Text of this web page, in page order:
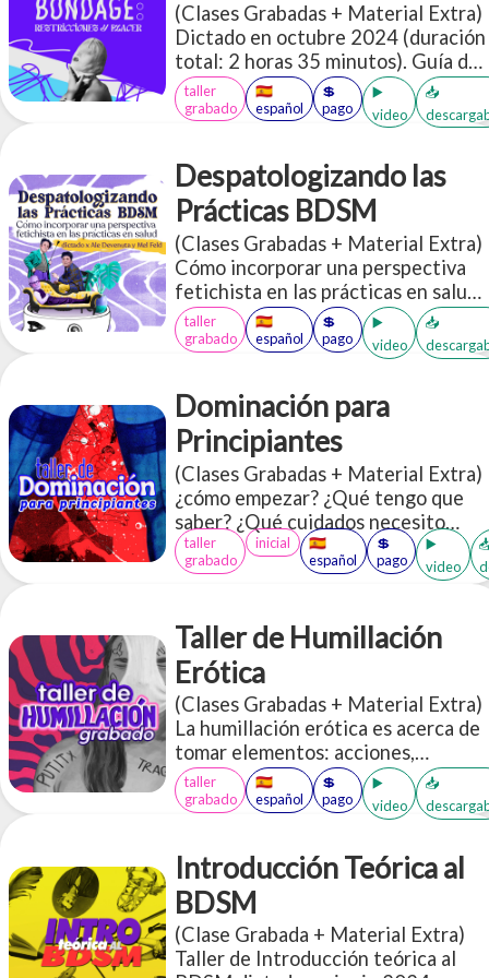
(Clases Grabadas + Material Extra)
Dictado en octubre 2024 (duración
total: 2 horas 35 minutos). Guía de
seguridad para bondage inicial
Acceso a más de 30 PDFs en inglés
taller
grabado
🇪🇸
español
💲
pago
▶️
video
📥
Despatologizando las
Prácticas BDSM
(Clases Grabadas + Material Extra)
Cómo incorporar una perspectiva
fetichista en las prácticas en salud.
Es un espacio donde vamos a
socializar muchas herramientas que
te permitan incorporar o
diversidad erótica, más
específicamente desde los aportes
de los colectivos kinky/BDSM, en
las prácticas relacionadas con la
salud
taller
grabado
🇪🇸
español
💲
pago
▶️
video
📥
Dominación para
Principiantes
(Clases Grabadas + Material Extra)
¿cómo empezar? ¿Qué tengo que
saber? ¿Qué cuidados necesito
tener en cuenta? ¿Qué
terminología tengo que saber?
¿Cómo tengo una dinámica? ¿Qué
tipo de sumis* hay?
taller
grabado
inicial
🇪🇸
español
💲
pago
▶️
video
Taller de Humillación
Erótica
(Clases Grabadas + Material Extra)
La humillación erótica es acerca de
tomar elementos: acciones,
objetos, palabras que en el "mundo
exterior" subjetivo de cada persona
nos parecerían "humillantes" y re
erótico a través de un lente de
apreciación, cuidado, aceptación y
disfrute <3
taller
grabado
🇪🇸
español
💲
pago
▶️
video
📥
Introducción Teórica al
BDSM
(Clase Grabada + Material Extra)
Taller de Introducción teórica al